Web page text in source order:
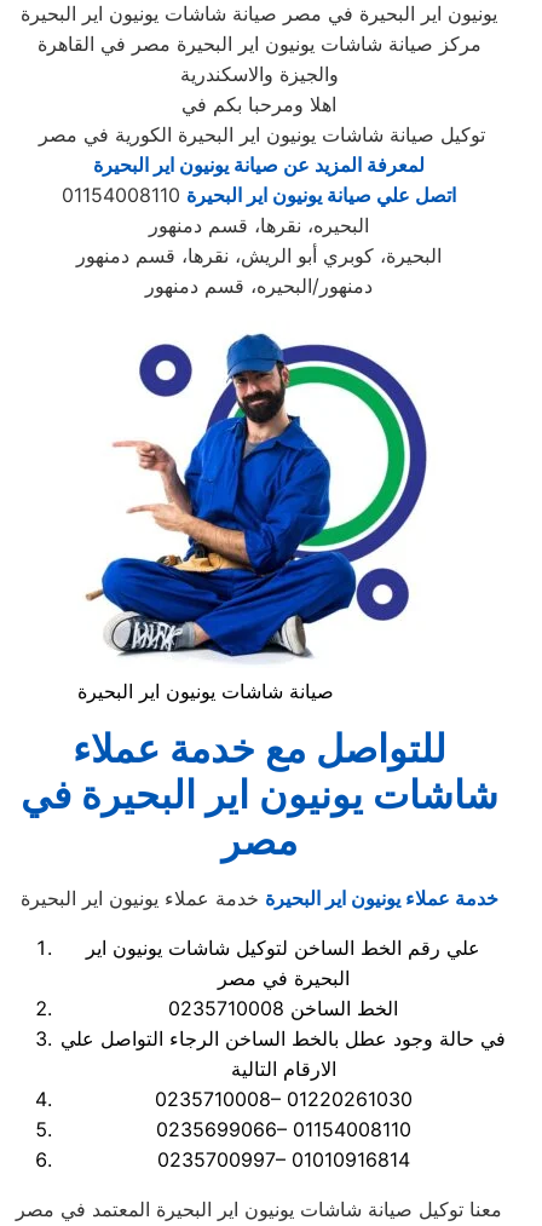
يونيون اير البحيرة في مصر صيانة شاشات يونيون اير البحيرة
مركز صيانة شاشات يونيون اير البحيرة مصر في القاهرة
والجيزة والاسكندرية
اهلا ومرحبا بكم في
توكيل صيانة شاشات يونيون اير البحيرة الكورية في مصر
لمعرفة المزيد عن صيانة يونيون اير البحيرة
اتصل علي صيانة يونيون اير البحيرة
البحيره، نقرها، قسم دمنهور
البحيرة، كوبري أبو الريش، نقرها، قسم دمنهور
دمنهور/البحيره، قسم دمنهور
صيانة شاشات يونيون اير البحيرة
للتواصل مع خدمة عملاء
شاشات يونيون اير البحيرة في
مصر
خدمة عملاء يونيون اير البحيرة خدمة عملاء يونيون اير البحيرة
علي رقم الخط الساخن لتوكيل شاشات يونيون اير
البحيرة في مصر
الخط الساخن 0235710008
في حالة وجود عطل بالخط الساخن الرجاء التواصل علي
الارقام التالية
0235710008– 01220261030
0235699066– 01154008110
0235700997– 01010916814
معنا توكيل صيانة شاشات يونيون اير البحيرة المعتمد في مصر